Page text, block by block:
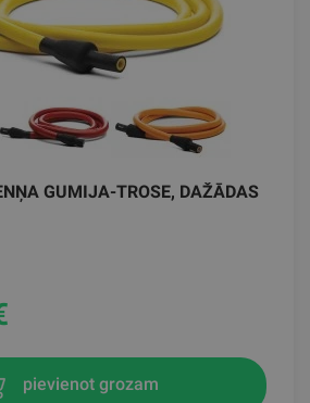
GUMIJA-TROSE, DAŽĀDAS
pievienot grozam